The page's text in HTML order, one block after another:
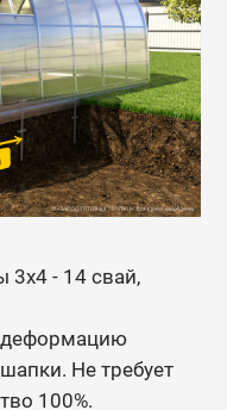
3х4 - 14 свай,
деформацию
шапки. Не требует
100%.